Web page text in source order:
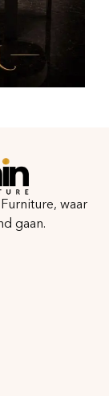
waar
gaan.